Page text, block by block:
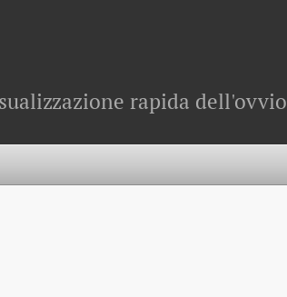
rapida dell'ovvio